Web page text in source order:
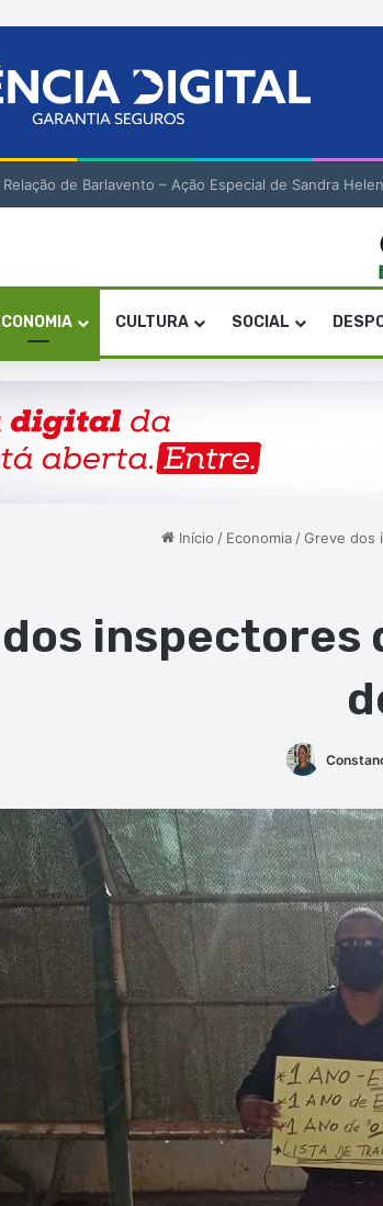
Relação de Barlavento – Ação Especial de Sandra
CULTURA SOCIAL
Início / Economia / Greve dos
inspectores